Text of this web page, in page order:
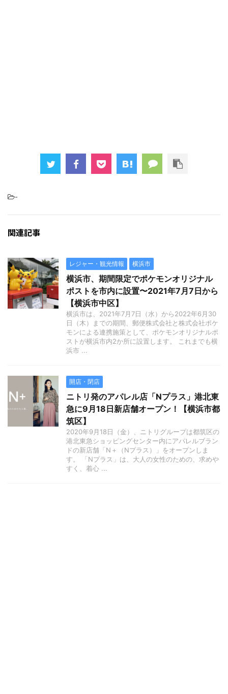
-
関連記事
レジャー・観光情報 横浜市
横浜市、期間限定でポケモンオリジナル
ポストを市内に設置〜2021年7月7日から
【横浜市中区】
横浜市は、2021年7月7日（水）から2022年6月30
日（木）までの期間、郵便株式会社と株式会社ポケ
モンによる連携施策として、ポケモンオリジナルポ
ストが横浜市内2か所に設置します。 これまでも横
浜市 ...
開店・閉店
ニトリ発のアパレル店「Nプラス」港北東
急に9月18日新店舗オープン！【横浜市都
筑区】
2020年9月18日（金）、ニトリグループは都筑区の
港北東急ショッピングセンター内にアパレルブラン
ドの新店舗「N＋（Nプラス）」をオープンしま
す。 「Nプラス」は、大人の女性のための、求めや
すく、着心 ...